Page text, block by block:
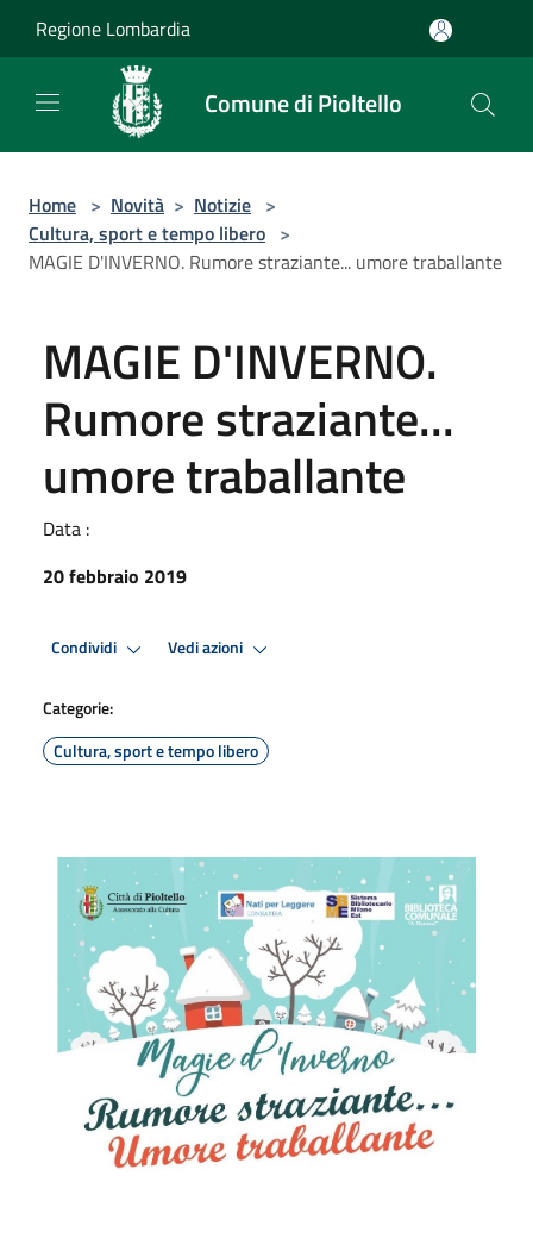
Regione Lombardia
Comune di Pioltello
Home > Novità > Notizie >
Cultura, sport e tempo libero >
MAGIE D'INVERNO. Rumore straziante... umore traballante
MAGIE D'INVERNO.
Rumore straziante...
umore traballante
Data :
20 febbraio 2019
Condividi Vedi azioni
Categorie:
Cultura, sport e tempo libero